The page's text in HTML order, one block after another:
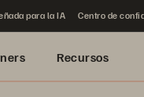
para la IA Centro de
Recursos